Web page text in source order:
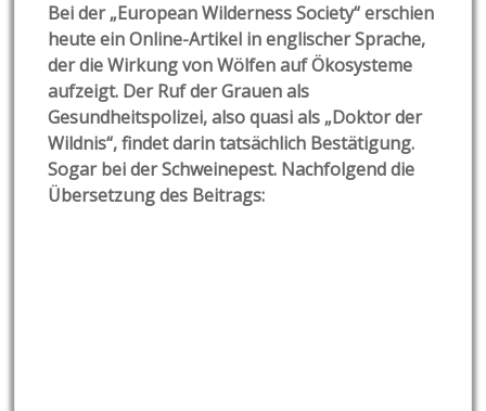
Bei der „European Wilderness Society“ erschien
heute ein Online-Artikel in englischer Sprache,
der die Wirkung von Wölfen auf Ökosysteme
aufzeigt. Der Ruf der Grauen als
Gesundheitspolizei, also quasi als „Doktor der
Wildnis“, findet darin tatsächlich Bestätigung.
Sogar bei der Schweinepest. Nachfolgend die
Übersetzung des Beitrags: